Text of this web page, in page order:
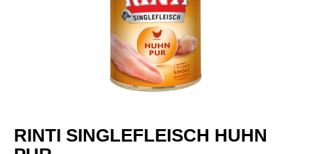
RINTI SINGLEFLEISCH HUHN